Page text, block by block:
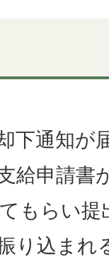
下通知が
給申請書
もらい提
り込まれ